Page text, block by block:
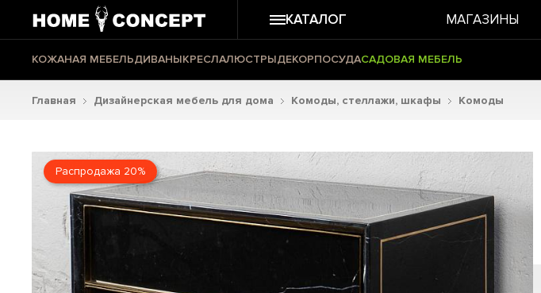
КАТАЛОГ МАГАЗИНЫ
КОЖАНАЯ МЕБЕЛЬДИВАНЫКРЕСЛАЛЮСТРЫДЕКОРПОСУДАСАДОВАЯ МЕБЕЛЬ
Главная Дизайнерская мебель для дома Комоды, стеллажи, шкафы Комоды
Распродажа 20%